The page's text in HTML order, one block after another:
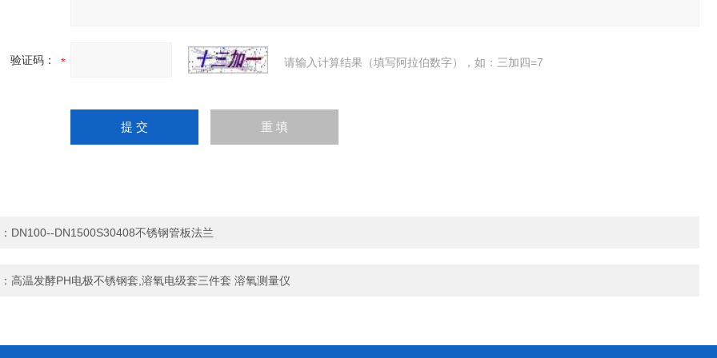
验证码： 请输入计算结果（填写阿拉伯数字），如：三加四=7
DN100--DN1500S30408不锈钢管板法兰
高温发酵PH电极不锈钢套,溶氧电级套三件套 溶氧测量仪